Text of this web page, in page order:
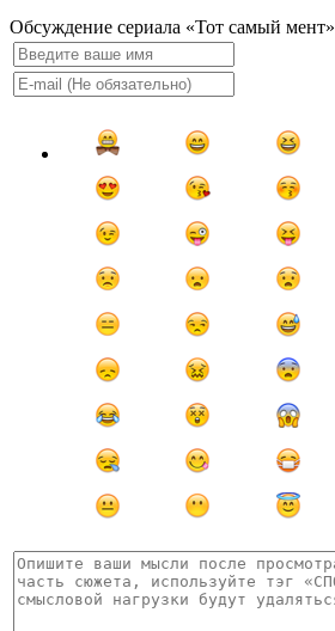
Обсуждение сериала «Тот самый мент»